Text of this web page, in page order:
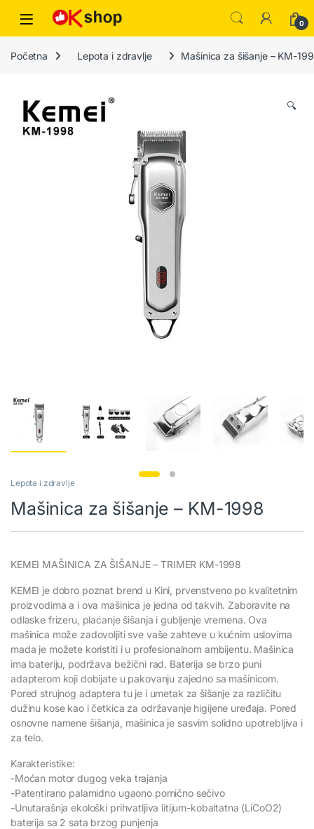
0
Početna Lepota i zdravlje Mašinica za šišanje – KM-
🔍
Lepota i zdravlje
Mašinica za šišanje – KM-1998
KEMEI MAŠINICA ZA ŠIŠANJE – TRIMER KM-1998
KEMEI je dobro poznat brend u Kini, prvenstveno po kvalitetnim
proizvodima a i ova mašinica je jedna od takvih. Zaboravite na
odlaske frizeru, plaćanje šišanja i gubljenje vremena. Ova
mašinica može zadovoljiti sve vaše zahteve u kućnim uslovima
mada je možete koristiti i u profesionalnom ambijentu. Mašinica
ima bateriju, podržava bežični rad. Baterija se brzo puni
adapterom koji dobijate u pakovanju zajedno sa mašinicom.
Pored strujnog adaptera tu je i umetak za šišanje za različitu
dužinu kose kao i četkica za održavanje higijene uređaja. Pored
osnovne namene šišanja, mašinica je sasvim solidno upotrebljiva i
za telo.
Karakteristike:
-Moćan motor dugog veka trajanja
-Patentirano palamidno ugaono pomično sečivo
-Unutarašnja ekološki prihvatljiva litijum-kobaltatna (LiCoO2)
baterija sa 2 sata brzog punjenja